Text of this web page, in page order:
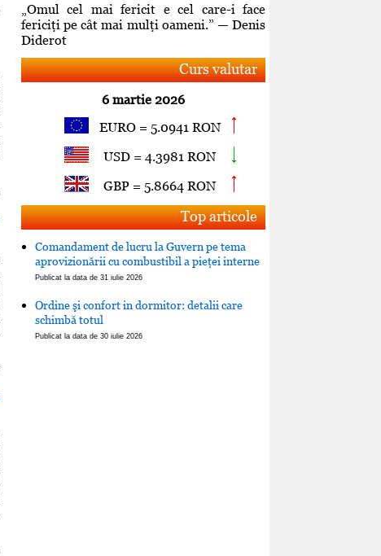
„Omul cel mai fericit e cel care-i face
fericiţi pe cât mai mulţi oameni.” — Denis
Diderot
Curs valutar
6 martie 2026
EURO = 5.0941 RON
USD = 4.3981 RON
GBP = 5.8664 RON
Top articole
Comandament de lucru la Guvern pe tema
aprovizionării cu combustibil a pieţei interne
Publicat la data de 31 iulie 2026
Ordine şi confort in dormitor: detalii care
schimbă totul
Publicat la data de 30 iulie 2026